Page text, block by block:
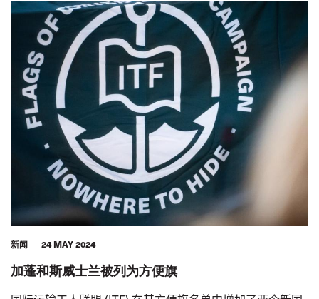
新闻 24 MAY 2024
加蓬和斯威士兰被列为方便旗